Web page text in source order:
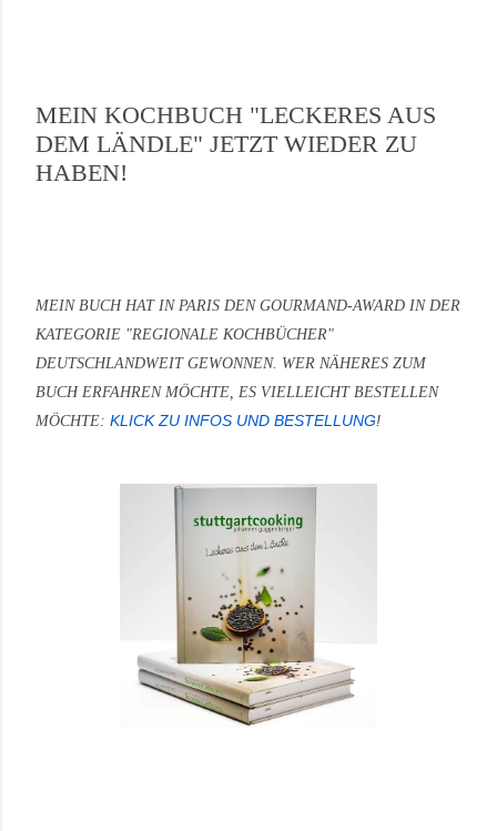
MEIN KOCHBUCH "LECKERES AUS
DEM LÄNDLE" JETZT WIEDER ZU
HABEN!
MEIN BUCH HAT IN PARIS DEN GOURMAND-AWARD IN DER
KATEGORIE "REGIONALE KOCHBÜCHER"
DEUTSCHLANDWEIT GEWONNEN. WER NÄHERES ZUM
BUCH ERFAHREN MÖCHTE, ES VIELLEICHT BESTELLEN
MÖCHTE: KLICK ZU INFOS UND BESTELLUNG!